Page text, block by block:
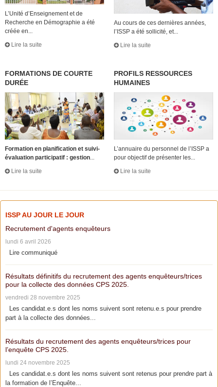
L’Unité d’Enseignement et de
Recherche en Démographie a été
créée en...
Lire la suite
Au cours de ces dernières années,
l’ISSP a été sollicité, et...
Lire la suite
FORMATIONS DE COURTE
DURÉE
Formation en planification et suivi-
évaluation participatif : gestion...
Lire la suite
PROFILS RESSOURCES
HUMAINES
L’annuaire du personnel de l’ISSP a
pour objectif de présenter les...
Lire la suite
ISSP AU JOUR LE JOUR
Recrutement d'agents enquêteurs
lundi 6 avril 2026
Lire communiqué
Résultats définitifs du recrutement des agents enquêteurs/trices
pour la collecte des données CPS 2025.
vendredi 28 novembre 2025
Les candidat.e.s dont les noms suivent sont retenu.e.s pour prendre
part à la collecte des données...
Résultats du recrutement des agents enquêteurs/trices pour
l’enquête CPS 2025.
lundi 24 novembre 2025
Les candidat.e.s dont les noms suivent sont retenus pour prendre part à
la formation de l’Enquête...